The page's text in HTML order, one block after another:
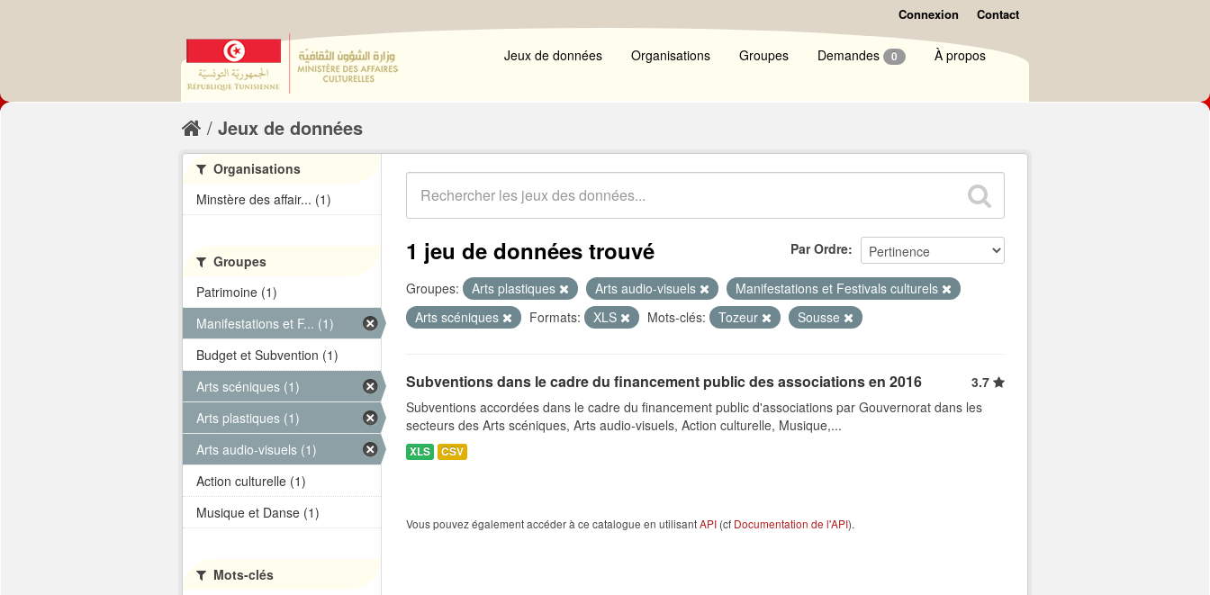
Connexion Contact
Jeux de données Organisations Groupes Demandes 0 À propos
Jeux de données
Par Ordre
1 jeu de données trouvé
Groupes: Arts plastiques Arts audio-visuels
Manifestations et Festivals culturels
Arts scéniques
Formats: XLS Mots-clés: Tozeur Sousse
Subventions dans le cadre du financement public des associations en 2016
3.7
Subventions accordées dans le cadre du financement public d'associations par Gouvernorat dans les
secteurs des Arts scéniques, Arts audio-visuels, Action culturelle, Musique,...
XLS CSV
Vous pouvez également accéder à ce catalogue en utilisantAPI (cf Documentation de l'API).
Organisations
Minstère des affair... (1)
Groupes
Patrimoine (1)
Manifestations et F... (1)
Budget et Subvention (1)
Arts scéniques (1)
Arts plastiques (1)
Arts audio-visuels (1)
Action culturelle (1)
Musique et Danse (1)
Mots-clés